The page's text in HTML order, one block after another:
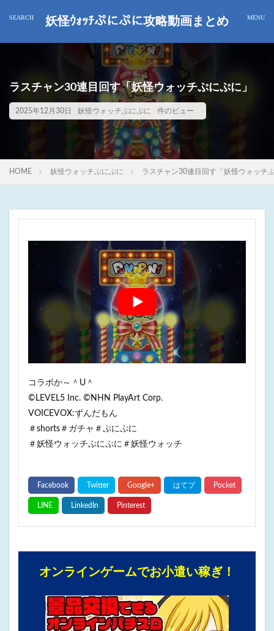
妖怪ｳｫｯﾁぷにぷに攻略動画まとめ
ラスチャン30連目回す「妖怪ウォッチぷにぷに」
2025年12月30日 妖怪ウォッチぷにぷに 件のビュー
HOME 妖怪ウォッチぷにぷに ラスチャン30連目回す「妖怪ウォッチ
コラボか～＾U＾
©LEVEL5 Inc. ©NHN PlayArt Corp.
VOICEVOX:ずんだもん
＃shorts＃ガチャ＃ぷにぷに
＃妖怪ウォッチぷにぷに＃妖怪ウォッチ
オンラインゲームでお小遣い稼ぎ！